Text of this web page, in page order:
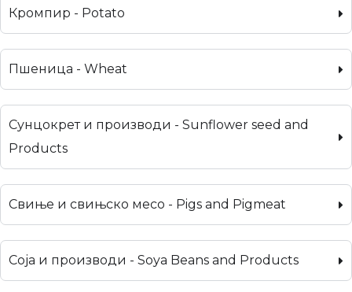
Кромпир - Potato
Пшеница - Wheat
Сунцокрет и производи - Sunflower seed and
Products
Свиње и свињско месо - Pigs and Pigmeat
Соја и производи - Soya Beans and Products